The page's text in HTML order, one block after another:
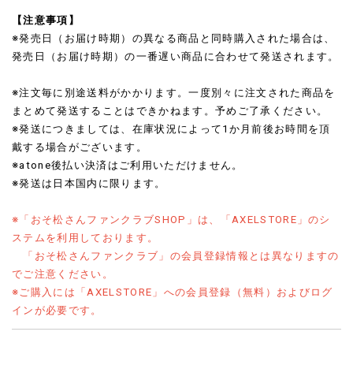
【注意事項】
※発売日（お届け時期）の異なる商品と同時購入された場合は、
発売日（お届け時期）の一番遅い商品に合わせて発送されます。
※注文毎に別途送料がかかります。一度別々に注文された商品を
まとめて発送することはできかねます。予めご了承ください。
​​​​​​​※発送につきましては、在庫状況によって1か月前後お時間を頂
戴する場合がございます。
※atone後払い決済はご利用いただけません。
※発送は日本国内に限ります。
※「おそ松さんファンクラブSHOP」は、「AXELSTORE」のシ
ステムを利用しております。
「おそ松さんファンクラブ」の会員登録情報とは異なりますの
でご注意ください。
※ご購入には「AXELSTORE」への会員登録（無料）およびログ
インが必要です。